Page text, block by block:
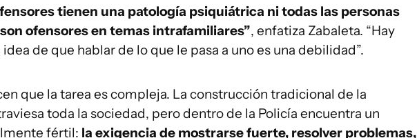
tienen una patología psiquiátrica ni todas las personas
ofensores en temas intrafamiliares”, enfatiza Zabaleta. “Hay
de que hablar de lo que le pasa a uno es una debilidad”.
que la tarea es compleja. La construcción tradicional de la
toda la sociedad, pero dentro de la Policía encuentra un
fértil: la exigencia de mostrarse fuerte, resolver problemas,